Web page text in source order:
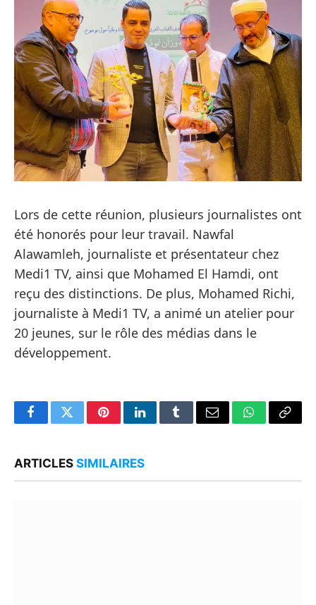
Lors de cette réunion, plusieurs journalistes ont
été honorés pour leur travail. Nawfal
Alawamleh, journaliste et présentateur chez
Medi1 TV, ainsi que Mohamed El Hamdi, ont
reçu des distinctions. De plus, Mohamed Richi,
journaliste à Medi1 TV, a animé un atelier pour
20 jeunes, sur le rôle des médias dans le
développement.
FacebookTwitterPinterestLinkedInTumblrEmail WhatsApp
Copy
ARTICLES SIMILAIRES